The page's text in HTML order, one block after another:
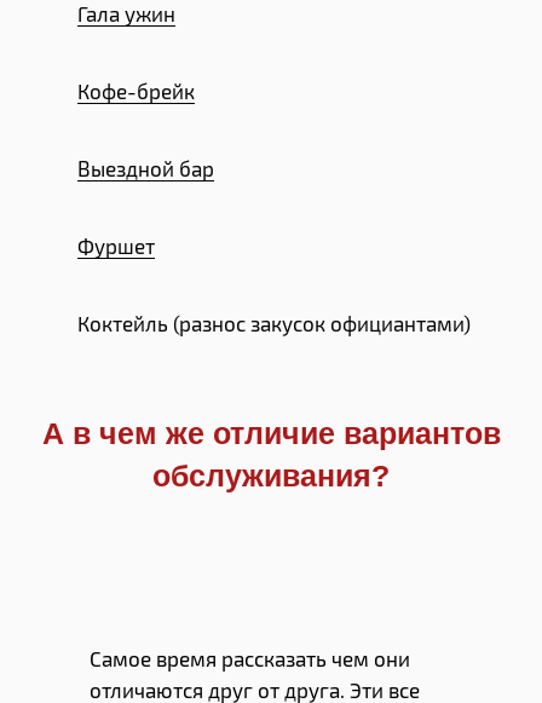
Гала ужин
Кофе-брейк
Выездной бар
Фуршет
Коктейль (разнос закусок официантами)
А в чем же отличие вариантов
обслуживания?
Самое время рассказать чем они
отличаются друг от друга. Эти все